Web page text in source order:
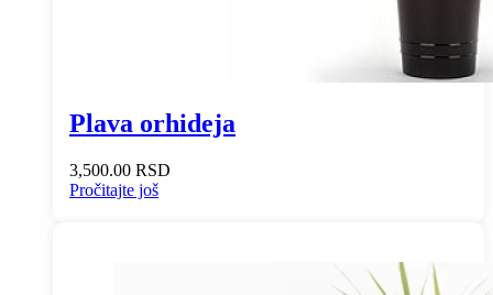
Plava orhideja
3,500.00 RSD
Pročitajte još